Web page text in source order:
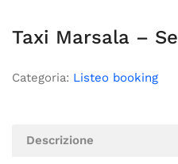
Taxi Marsala –
Categoria: Listeo booking
Descrizione